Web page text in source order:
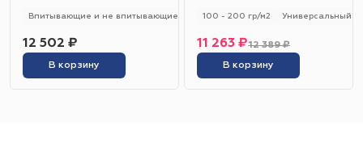
Впитывающие и не впитывающие 250 - 280 гр/м2 Универсальный
12 502 ₽
В корзину
100 - 200 гр/м2 Универсальный
12 389 ₽
11 263 ₽
В корзину